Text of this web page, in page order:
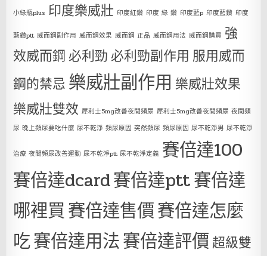
小綠瓶plus 印度樂威壯 印度紅鑽 印度 綠 鑽 印度藍p 印度藍鑽 印度
藍鑽ptt 威而鋼副作用 威而鋼效果 威而鋼 正品 威而鋼用法 威而鋼購買 強
效威而鋼 必利勁 必利勁副作用 服用威而
鋼的禁忌 樂威壯副作用 樂威壯效果
樂威壯雙效 犀利士5mg改善夜間頻尿 犀利士5mg改善夜間頻尿 夜間頻
尿 晚上頻尿要吃什麼 尿不乾淨 頻尿原因 突然頻尿 頻尿原因 尿不乾淨男 尿不乾淨
治療 夜間頻尿改善運動 尿不乾淨ptt 尿不乾淨定義 賽倍達100
賽倍達dcard賽倍達ptt賽倍達
哪裡買賽倍達售價賽倍達怎麼
吃賽倍達用法賽倍達評價超級雙